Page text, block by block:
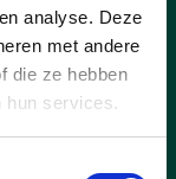
analyse. Deze
met andere
die ze hebben
hun services.